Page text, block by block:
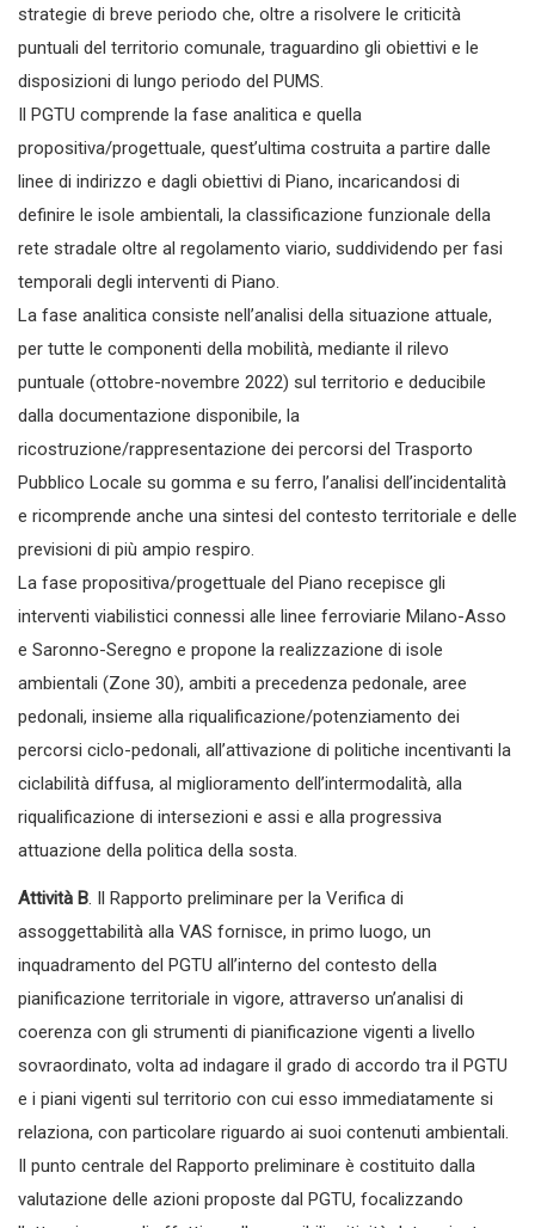
strategie di breve periodo che, oltre a risolvere le criticità
puntuali del territorio comunale, traguardino gli obiettivi e le
disposizioni di lungo periodo del PUMS.
Il PGTU comprende la fase analitica e quella
propositiva/progettuale, quest’ultima costruita a partire dalle
linee di indirizzo e dagli obiettivi di Piano, incaricandosi di
definire le isole ambientali, la classificazione funzionale della
rete stradale oltre al regolamento viario, suddividendo per fasi
temporali degli interventi di Piano.
La fase analitica consiste nell’analisi della situazione attuale,
per tutte le componenti della mobilità, mediante il rilevo
puntuale (ottobre-novembre 2022) sul territorio e deducibile
dalla documentazione disponibile, la
ricostruzione/rappresentazione dei percorsi del Trasporto
Pubblico Locale su gomma e su ferro, l’analisi dell’incidentalità
e ricomprende anche una sintesi del contesto territoriale e delle
previsioni di più ampio respiro.
La fase propositiva/progettuale del Piano recepisce gli
interventi viabilistici connessi alle linee ferroviarie Milano-Asso
e Saronno-Seregno e propone la realizzazione di isole
ambientali (Zone 30), ambiti a precedenza pedonale, aree
pedonali, insieme alla riqualificazione/potenziamento dei
percorsi ciclo-pedonali, all’attivazione di politiche incentivanti la
ciclabilità diffusa, al miglioramento dell’intermodalità, alla
riqualificazione di intersezioni e assi e alla progressiva
attuazione della politica della sosta.
Attività B. Il Rapporto preliminare per la Verifica di
assoggettabilità alla VAS fornisce, in primo luogo, un
inquadramento del PGTU all’interno del contesto della
pianificazione territoriale in vigore, attraverso un’analisi di
coerenza con gli strumenti di pianificazione vigenti a livello
sovraordinato, volta ad indagare il grado di accordo tra il PGTU
e i piani vigenti sul territorio con cui esso immediatamente si
relaziona, con particolare riguardo ai suoi contenuti ambientali.
Il punto centrale del Rapporto preliminare è costituito dalla
valutazione delle azioni proposte dal PGTU, focalizzando